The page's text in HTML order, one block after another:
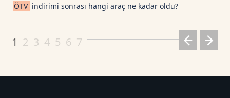
ÖTV indirimi sonrası hangi araç ne kadar oldu?
1 2 3 4 5 6 7